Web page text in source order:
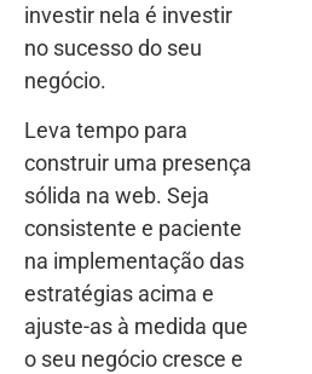
investir nela é investir
no sucesso do seu
negócio.
Leva tempo para
construir uma presença
sólida na web. Seja
consistente e paciente
na implementação das
estratégias acima e
ajuste-as à medida que
o seu negócio cresce e